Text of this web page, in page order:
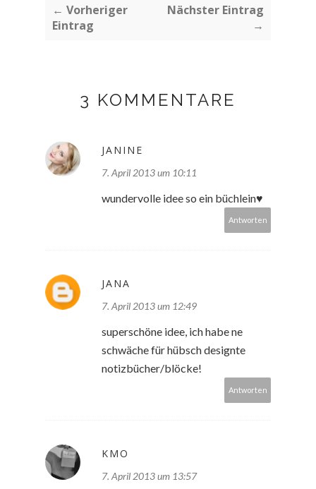
← Vorheriger
Eintrag
Nächster Eintrag
→
3 KOMMENTARE
JANINE
7. April 2013 um 10:11
wundervolle idee so ein büchlein♥
Antworten
JANA
7. April 2013 um 12:49
superschöne idee, ich habe ne
schwäche für hübsch designte
notizbücher/blöcke!
Antworten
KMO
7. April 2013 um 13:57